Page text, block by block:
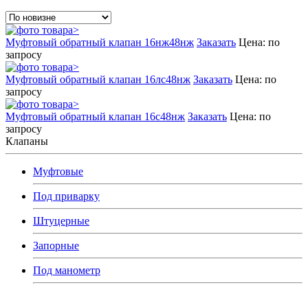
Муфтовый обратный клапан 16нж48нж Заказать Цена: по
запросу
Муфтовый обратный клапан 16лс48нж Заказать Цена: по
запросу
Муфтовый обратный клапан 16с48нж Заказать Цена: по
запросу
Клапаны
Муфтовые
Под приварку
Штуцерные
Запорные
Под манометр